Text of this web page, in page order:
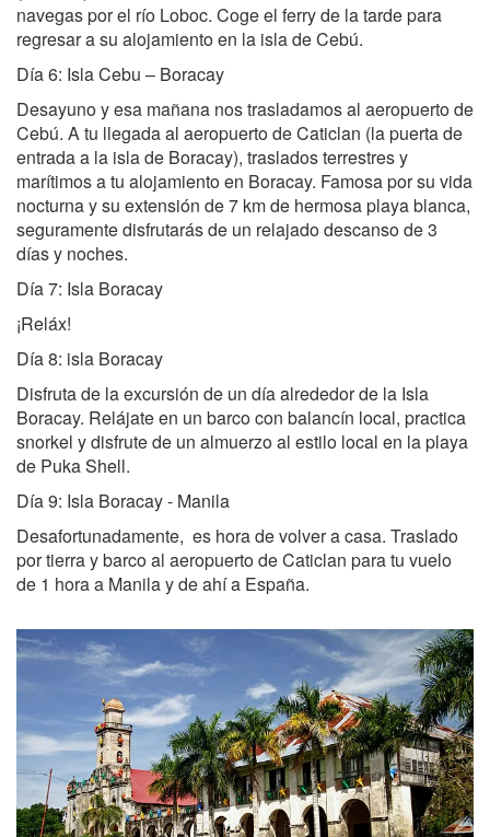
navegas por el río Loboc. Coge el ferry de la tarde para
regresar a su alojamiento en la isla de Cebú.
Día 6: Isla Cebu – Boracay
Desayuno y esa mañana nos trasladamos al aeropuerto de
Cebú. A tu llegada al aeropuerto de Caticlan (la puerta de
entrada a la isla de Boracay), traslados terrestres y
marítimos a tu alojamiento en Boracay. Famosa por su vida
nocturna y su extensión de 7 km de hermosa playa blanca,
seguramente disfrutarás de un relajado descanso de 3
días y noches.
Día 7: Isla Boracay
¡Reláx!
Día 8: isla Boracay
Disfruta de la excursión de un día alrededor de la Isla
Boracay. Relájate en un barco con balancín local, practica
snorkel y disfrute de un almuerzo al estilo local en la playa
de Puka Shell.
Día 9: Isla Boracay - Manila
Desafortunadamente, es hora de volver a casa. Traslado
por tierra y barco al aeropuerto de Caticlan para tu vuelo
de 1 hora a Manila y de ahí a España.